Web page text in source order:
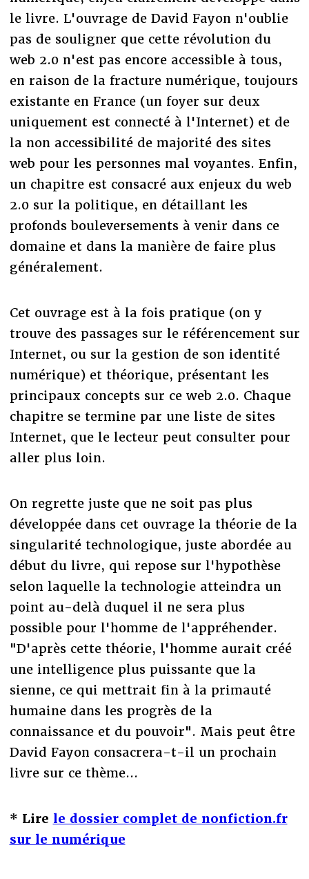
le livre. L'ouvrage de David Fayon n'oublie
pas de souligner que cette révolution du
web 2.0 n'est pas encore accessible à tous,
en raison de la fracture numérique, toujours
existante en France (un foyer sur deux
uniquement est connecté à l'Internet) et de
la non accessibilité de majorité des sites
web pour les personnes mal voyantes. Enfin,
un chapitre est consacré aux enjeux du web
2.0 sur la politique, en détaillant les
profonds bouleversements à venir dans ce
domaine et dans la manière de faire plus
généralement.
Cet ouvrage est à la fois pratique (on y
trouve des passages sur le référencement sur
Internet, ou sur la gestion de son identité
numérique) et théorique, présentant les
principaux concepts sur ce web 2.0. Chaque
chapitre se termine par une liste de sites
Internet, que le lecteur peut consulter pour
aller plus loin.
On regrette juste que ne soit pas plus
développée dans cet ouvrage la théorie de la
singularité technologique, juste abordée au
début du livre, qui repose sur l'hypothèse
selon laquelle la technologie atteindra un
point au-delà duquel il ne sera plus
possible pour l'homme de l'appréhender.
"D'après cette théorie, l'homme aurait créé
une intelligence plus puissante que la
sienne, ce qui mettrait fin à la primauté
humaine dans les progrès de la
connaissance et du pouvoir". Mais peut être
David Fayon consacrera-t-il un prochain
livre sur ce thème...
* Lire le dossier complet de nonfiction.fr
sur le numérique